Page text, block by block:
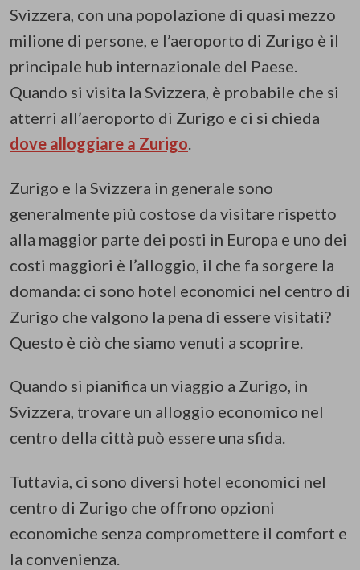
Svizzera, con una popolazione di quasi mezzo
milione di persone, e l’aeroporto di Zurigo è il
principale hub internazionale del Paese.
Quando si visita la Svizzera, è probabile che si
atterri all’aeroporto di Zurigo e ci si chieda
dove alloggiare a Zurigo.
Zurigo e la Svizzera in generale sono
generalmente più costose da visitare rispetto
alla maggior parte dei posti in Europa e uno dei
costi maggiori è l’alloggio, il che fa sorgere la
domanda: ci sono hotel economici nel centro di
Zurigo che valgono la pena di essere visitati?
Questo è ciò che siamo venuti a scoprire.
Quando si pianifica un viaggio a Zurigo, in
Svizzera, trovare un alloggio economico nel
centro della città può essere una sfida.
Tuttavia, ci sono diversi hotel economici nel
centro di Zurigo che offrono opzioni
economiche senza compromettere il comfort e
la convenienza.